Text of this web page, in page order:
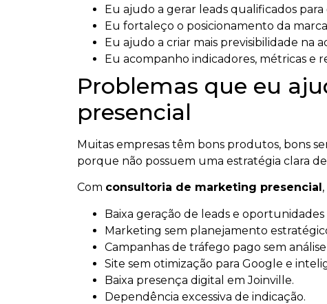
Eu ajudo a gerar leads qualificados
Eu fortaleço o posicionamento da
Eu ajudo a criar mais previsibilidade na
Eu acompanho indicadores, métricas e
Problemas que eu
presencial
Muitas empresas têm bons produtos, bons
porque não possuem uma estratégia clara
Com consultoria de marketing presencial
Baixa geração de leads e oportunidades
Marketing sem planejamento
Campanhas de tráfego pago sem
Site sem otimização para Google e
Baixa presença digital em Joinville.
Dependência excessiva de indicação.